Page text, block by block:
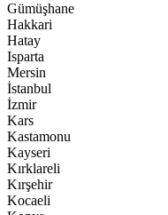
Gümüşhane
Hakkari
Hatay
Isparta
Mersin
İstanbul
İzmir
Kars
Kastamonu
Kayseri
Kırklareli
Kırşehir
Kocaeli